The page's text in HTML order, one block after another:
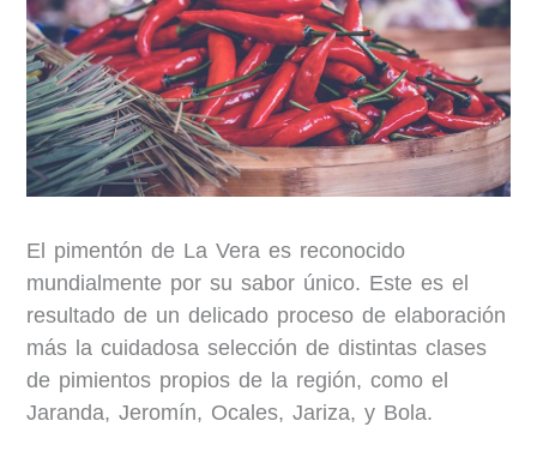
El pimentón de La Vera es reconocido
mundialmente por su sabor único. Este es el
resultado de un delicado proceso de elaboración
más la cuidadosa selección de distintas clases
de pimientos propios de la región, como el
Jaranda, Jeromín, Ocales, Jariza, y Bola.